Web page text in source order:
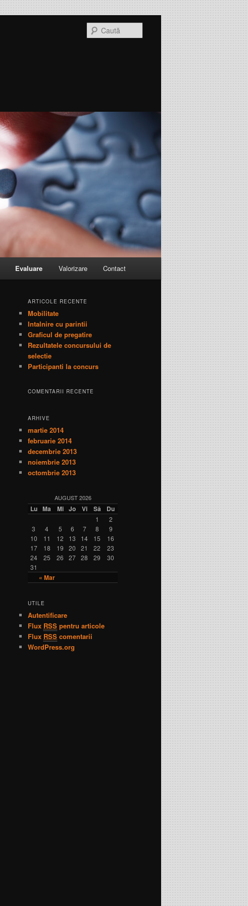
Caută
Evaluare Valorizare Contact
ARTICOLE RECENTE
Mobilitate
Intalnire cu parintii
Graficul de pregatire
Rezultatele concursului de
selectie
Participanti la concurs
COMENTARII RECENTE
ARHIVE
martie 2014
februarie 2014
decembrie 2013
noiembrie 2013
octombrie 2013
AUGUST 2026
Lu Ma Mi Jo Vi Sâ Du
« Mar
1
2
3
4 5 6 7 8
9
10
11 12 13 14 15
16
17
18 19 20 21 22
23
24
25 26 27 28 29
30
31
UTILE
Autentificare
Flux RSS pentru articole
Flux RSS comentarii
WordPress.org